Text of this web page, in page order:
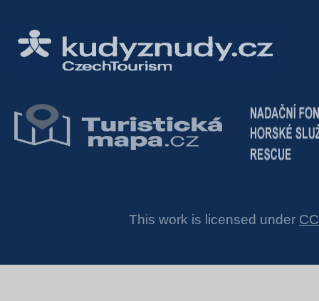
This work is licensed under